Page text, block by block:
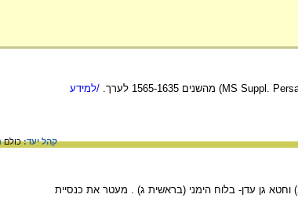
/למידע
קהל יעד:כולם
גילוף שנהב מסוף המאה ה- 11, המתאר את בריאת האישה - בלוח השמאלי (בראשית ב 22) וחטא גן עדן- בלוח הימני (בראשית ג) . מעטר את כנסיית